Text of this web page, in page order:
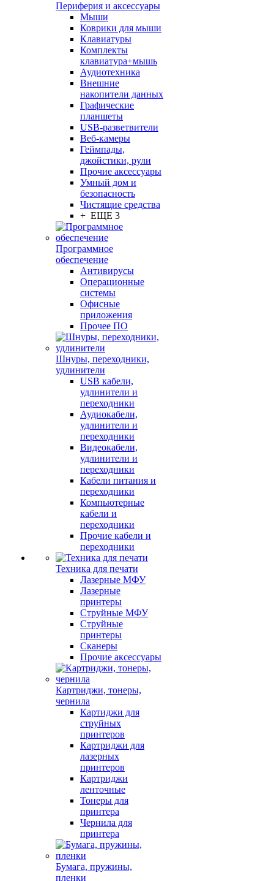
Периферия и аксессуары
Мыши
Коврики для мыши
Клавиатуры
Комплекты
клавиатура+мышь
Аудиотехника
Внешние
накопители данных
Графические
планшеты
USB-разветвители
Веб-камеры
Геймпады,
джойстики, рули
Прочие аксессуары
Умный дом и
безопасность
Чистящие средства
+ ЕЩЕ 3
Программное
обеспечение
Антивирусы
Операционные
системы
Офисные
приложения
Прочее ПО
Шнуры, переходники,
удлинители
USB кабели,
удлинители и
переходники
Аудиокабели,
удлинители и
переходники
Видеокабели,
удлинители и
переходники
Кабели питания и
переходники
Компьютерные
кабели и
переходники
Прочие кабели и
переходники
Техника для печати
Лазерные МФУ
Лазерные
принтеры
Струйные МФУ
Струйные
принтеры
Сканеры
Прочие аксессуары
Картриджи, тонеры,
чернила
Картиджи для
струйных
принтеров
Картриджи для
лазерных
принтеров
Картриджи
ленточные
Тонеры для
принтера
Чернила для
принтера
Бумага, пружины,
пленки